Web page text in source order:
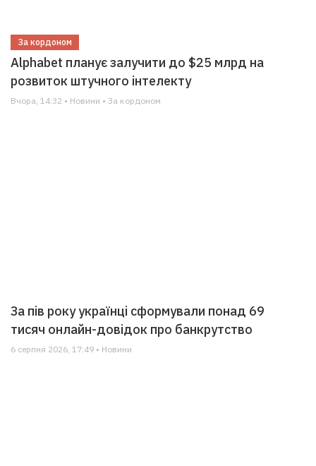
За кордоном
Alphabet планує залучити до $25 млрд на
розвиток штучного інтелекту
Вчора, 14:32 • Новини • За кордоном
За пів року українці сформували понад 69
тисяч онлайн-довідок про банкрутство
6 серпня 2026, 17:49 • Новини